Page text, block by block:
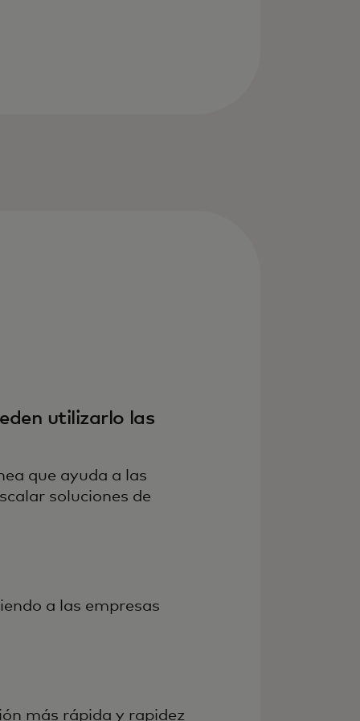
utilizarlo las
que ayuda a las
soluciones de
a las empresas
más rápida y rapidez